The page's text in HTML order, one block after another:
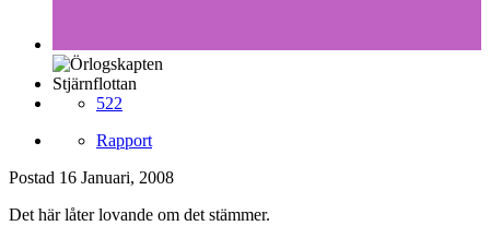
Stjärnflottan
522
Rapport
Postad 16 Januari, 2008
Det här låter lovande om det stämmer.